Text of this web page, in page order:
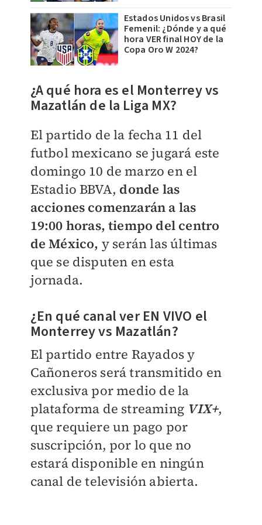
Estados Unidos vs Brasil
Femenil: ¿Dónde y a qué
hora VER final HOY de la
Copa Oro W 2024?
¿A qué hora es el Monterrey vs
Mazatlán de la Liga MX?
El partido de la fecha 11 del
futbol mexicano se jugará este
domingo 10 de marzo en el
Estadio BBVA, donde las
acciones comenzarán a las
19:00 horas, tiempo del centro
de México, y serán las últimas
que se disputen en esta
jornada.
¿En qué canal ver EN VIVO el
Monterrey vs Mazatlán?
El partido entre Rayados y
Cañoneros será transmitido en
exclusiva por medio de la
plataforma de streaming VIX+,
que requiere un pago por
suscripción, por lo que no
estará disponible en ningún
canal de televisión abierta.